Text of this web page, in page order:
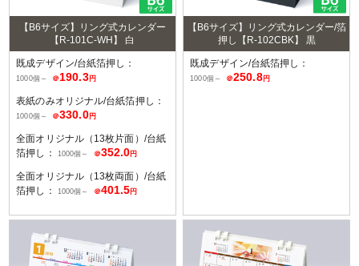
【B6サイズ】リング式カレンダー
【R-101C-WH】 白
既成デザイン/台紙箔押し：
1000個～ ＠ 190.3円
表紙のみオリジナル/台紙箔押し：
1000個～ ＠330.0円
全面オリジナル（13枚片面）/台紙
箔押し：
1000個～ ＠352.0 円
全面オリジナル（13枚両面）/台紙
箔押し：
1000個～ ＠401.5 円
【B6サイズ】リング式カレンダー/箔
押し【R-102CBK】 黒
既成デザイン/台紙箔押し：
1000個～ ＠250.8円